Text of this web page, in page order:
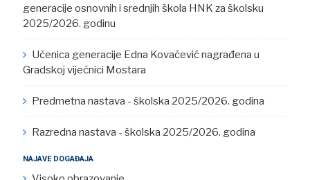
generacije osnovnih i srednjih škola HNK za školsku
2025/2026. godinu
Učenica generacije Edna Kovačević nagrađena u
Gradskoj vijećnici Mostara
Predmetna nastava - školska 2025/2026. godina
Razredna nastava - školska 2025/2026. godina
NAJAVE DOGAĐAJA